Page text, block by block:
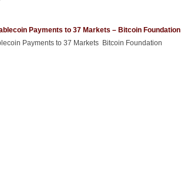
Payments to 37 Markets – Bitcoin Foundation
Payments to 37 Markets Bitcoin Foundation